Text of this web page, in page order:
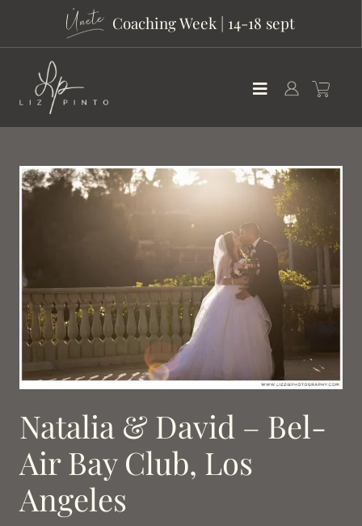
Coaching Week | 14-18 sept
Natalia & David – Bel-
Air Bay Club, Los
Angeles